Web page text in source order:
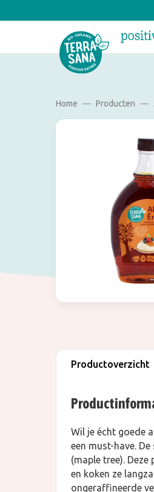
Home Producten
Productoverzicht
Wil je écht goede
een must-have.
(maple tree).
en koken ze
ongeraffineerde